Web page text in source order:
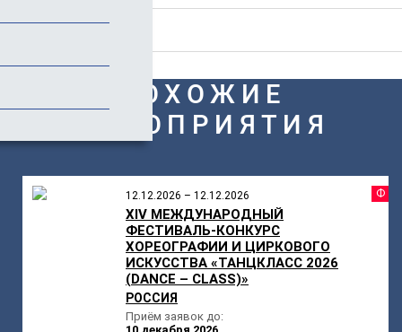
ПОХОЖИЕ
МЕРОПРИЯТИЯ
12.12.2026 – 12.12.2026
XIV МЕЖДУНАРОДНЫЙ
ФЕСТИВАЛЬ-КОНКУРС
ХОРЕОГРАФИИ И ЦИРКОВОГО
ИСКУССТВА «ТАНЦКЛАСС 2026
(DANCE – CLASS)»
РОССИЯ
Приём заявок до: